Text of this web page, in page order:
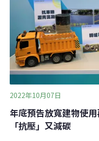
來一直是許多校園的操場
日益升高，瀝青的壞處也
當氣溫來到32℃，豔陽
柔軟的橡膠表面甚至會
燙，德州休士頓獨立學區
2022年10月07日
年底預告放寬建物使
「抗壓」又減碳